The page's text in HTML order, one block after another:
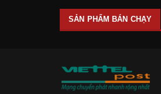
SẢN PHẨM BÁN CHẠY